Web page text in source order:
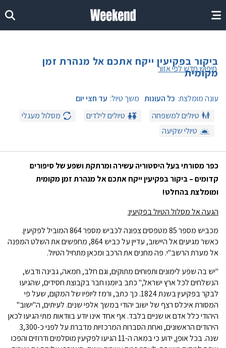
ביקור בפקיעין ייקח אתכם אל מנהרת זמן
מקומית
חיפוש חדש לפי אזור
כפר מסורתי בעל היסטוריה עשירה ומרתקת ושפע של סיפורים
קדומים – ביקור בפקיעין ייקח אתכם אל מנהרת זמן מקומית
ומומלצת בהחלט!
עונה מומלצת: כל העונות משך טיול: עד חצי יום
טיולים למשפחה
טיולים לילדים
מסלול מעגלי
טיולי שקיעה
הגעה אל מסלול הטיול בפקיעין:
מכביש מספר 85 מטפסים צפונה לכביש מספר 864 המוביל לפקיעין.
כאשר מגיעים אל היישוב, עדיין על כביש 864, מחפשים את השלט המפנה
אל מערת הרשב"י. פה מחנים את הרכב ומכאן מתחיל הטיול.
"יש בה שפע לימונים ותפוחים מתוקים, וגם חלב, חמאה, גבינה ודבש,
הנשלחים לכל ארץ ישראל," כתב ביומנו חבר בקבוצת חסידים, שהגיעו
לבקר בפקיעין בשנת 1824. כך כתב, ורמז ליופיו של המקום, שעל פי
המסורת איכלס רצף של ישוב יהודי במשך אלפי שנים. לעיתים, ה"ישוב"
היהודי כלל אדם או שניים בלבד. אף אחד אינו יודע בוודאות מתי הגיעו לכאן
היהודים הראשונים, ואחת הסברות המרכזיות מדברת על לפני כ-3,300
שנה. בכל אופן, ידוע כי במאה ה-11 הגיעו לפקיעין מוסלמים ודרוזים והפכו